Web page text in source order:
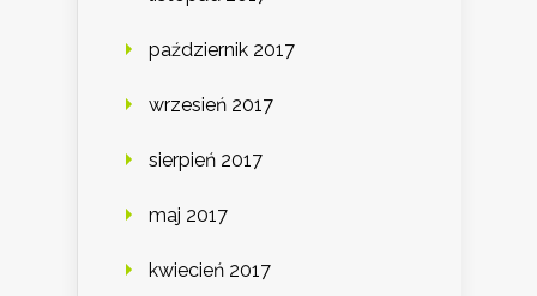
październik 2017
wrzesień 2017
sierpień 2017
maj 2017
kwiecień 2017